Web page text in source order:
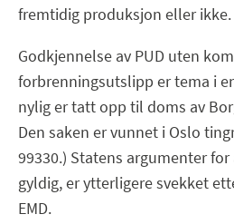
fremtidig produksjon eller ikke.
Godkjennelse av PUD uten
forbrenningsutslipp er tema i
nylig er tatt opp til doms av
Den saken er vunnet i Oslo
99330.) Statens argumenter
gyldig, er ytterligere svekket
EMD.